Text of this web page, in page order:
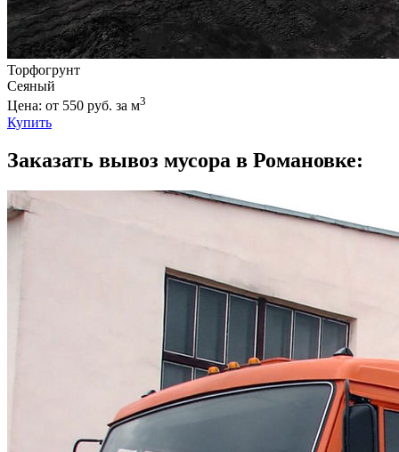
Торфогрунт
Сеяный
Цена: от 550 руб. за м3
Купить
Заказать вывоз мусора в Романовке: